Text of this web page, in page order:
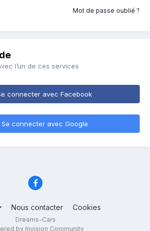
Mot de passe oublié ?
l’un de ces services
connecter avec Facebook
Se connecter avec Google
Nous contacter Cookies
Dreams-Cars
by Invision Community